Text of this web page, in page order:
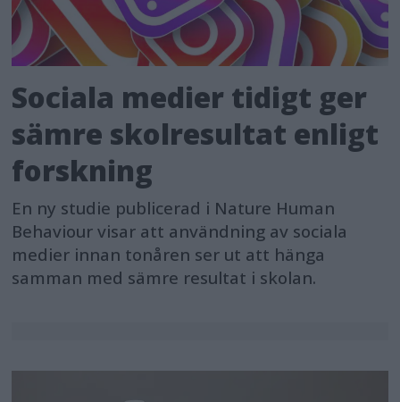
Sociala medier tidigt ger
sämre skolresultat enligt
forskning
En ny studie publicerad i Nature Human
Behaviour visar att användning av sociala
medier innan tonåren ser ut att hänga
samman med sämre resultat i skolan.